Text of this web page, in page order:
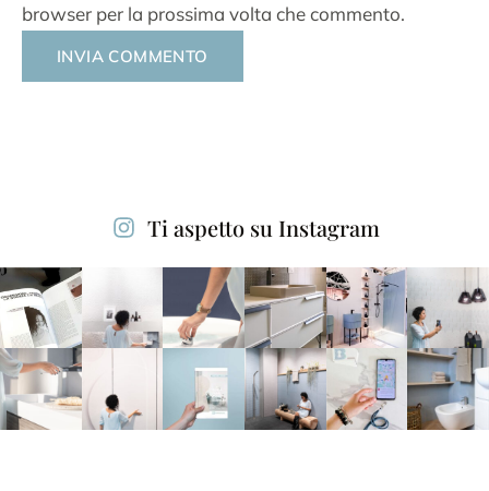
browser per la prossima volta che commento.
Ti aspetto su Instagram